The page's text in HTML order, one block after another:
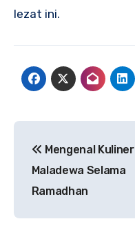
lezat ini.
pos
Mengenal Kuliner
Maladewa Selama
Ramadhan